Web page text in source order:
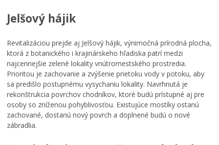
Čo je to zelená a modrá infraštruktúra?
Odkanalizovanie MČ Rudlová
Bystrický podcast
Jelšový hájik
Revitalizáciou prejde aj Jelšový hájik, výnimočná prírodná plocha,
ktorá z botanického i krajinárskeho hľadiska patrí medzi
najcennejšie zelené lokality vnútromestského prostredia.
Prioritou je zachovanie a zvýšenie prietoku vody v potoku, aby
sa predišlo postupnému vysychaniu lokality. Navrhnutá je
rekonštrukcia povrchov chodníkov, ktoré budú prístupné aj pre
osoby so zníženou pohyblivosťou. Existujúce mostíky ostanú
zachované, dostanú nový povrch a doplnené budú o nové
zábradlia.